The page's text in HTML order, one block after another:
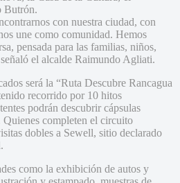
Butrón.
con nuestra ciudad, con
une como comunidad. Hemos
pensada para las familias, niños,
el alcalde Raimundo Agliati.
será la “Ruta Descubre Rancagua
recorrido por 10 hitos
podrán descubrir cápsulas
completen el circuito
dobles a Sewell, sitio declarado
como la exhibición de autos y